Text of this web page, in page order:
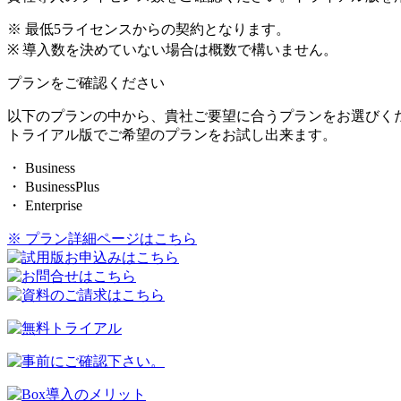
※ 最低5ライセンスからの契約となります。
※ 導入数を決めていない場合は概数で構いません。
プランをご確認ください
以下のプランの中から、貴社ご要望に合うプランをお選びく
トライアル版でご希望のプランをお試し出来ます。
・ Business
・ BusinessPlus
・ Enterprise
※ プラン詳細ページはこちら